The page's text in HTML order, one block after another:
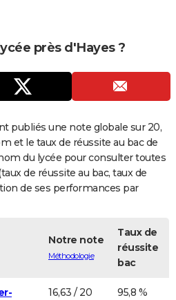
près d'Hayes ?
publiés une note globale sur 20,
et le taux de réussite au bac de
du lycée pour consulter toutes
de réussite au bac, taux de
de ses performances par
Notre note
Méthodologie
Taux de
réussite
bac
16,63 / 20 95,8 %